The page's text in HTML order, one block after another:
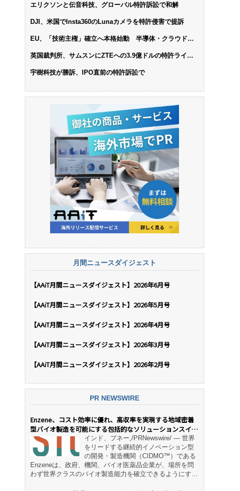
エリクソンと伝音科技、グローバル特許訴訟で和解
DJI、米国でInsta360のLunaカメラを特許侵害で提訴
EU、「技術主権」確立へ本格始動 半導体・クラウド・
英国裁判所、サムスンにZTEへの3.9億ドルの特許ライセ
宇樹科技が勝訴、IPO直前の特許訴訟で
月間ニュースダイジェスト
【AAiT月間ニュースダイジェスト】2026年6月号
【AAiT月間ニュースダイジェスト】2026年5月号
【AAiT月間ニュースダイジェスト】2026年4月号
【AAiT月間ニュースダイジェスト】2026年3月号
【AAiT月間ニュースダイジェスト】2026年2月号
PR NEWSWIRE
Enzene、コスト効率に優れ、高収率を実現する地域密着
型バイオ製造を可能にする包括的なソリューションスイー
ト「NeX™」 をリリースインド、プネー,/PRNewswire/ — 世界
をリードする継続的イノベーション型
の開発・製造機関（CIDMO™）である
Enzeneは、政府、機関、バイオ医薬品企業が、場所を問
わず世界クラスのバイオ製造能力を確立できるようにす